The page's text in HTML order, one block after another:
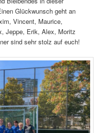
Glückwunsch geht an
Vincent, Maurice,
Jeppe, Erik, Alex, Moritz
sind sehr stolz auf euch!